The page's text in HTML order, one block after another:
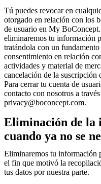
Tú puedes revocar en
otorgado en relación con los
de usuario en My
eliminaremos tu información
tratándola con un
consentimiento en relación
actividades y material de
cancelación de la suscripción
Para cerrar tu cuenta de
contacto con nosotros a
privacy@boconcept.com.
Eliminación de la
cuando ya no se
Eliminaremos tu información
el fin que motivó la
tus datos por nuestra parte.